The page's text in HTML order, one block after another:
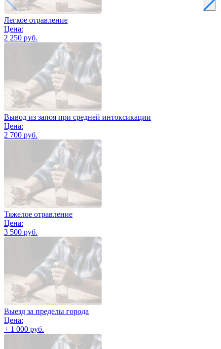
Легкое отравление
Цена:
2 250 руб.
Вывод из запоя при средней интоксикации
Цена:
2 700 руб.
Тяжелое отравление
Цена:
3 500 руб.
Выезд за пределы города
Цена:
+ 1 000 руб.